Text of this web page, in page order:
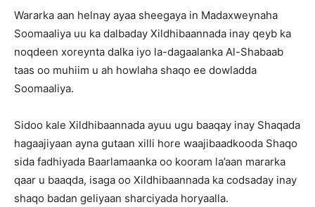
Wararka aan helnay ayaa sheegaya in Madaxweynaha
Soomaaliya uu ka dalbaday Xildhibaannada inay qeyb ka
noqdeen xoreynta dalka iyo la-dagaalanka Al-Shabaab
taas oo muhiim u ah howlaha shaqo ee dowladda
Soomaaliya.
Sidoo kale Xildhibaannada ayuu ugu baaqay inay Shaqada
hagaajiyaan ayna gutaan xilli hore waajibaadkooda Shaqo
sida fadhiyada Baarlamaanka oo kooram la’aan mararka
qaar u baaqda, isaga oo Xildhibaannada ka codsaday inay
shaqo badan geliyaan sharciyada horyaalla.